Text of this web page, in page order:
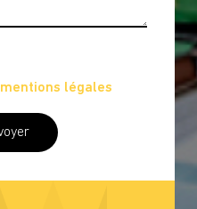
mentions légales